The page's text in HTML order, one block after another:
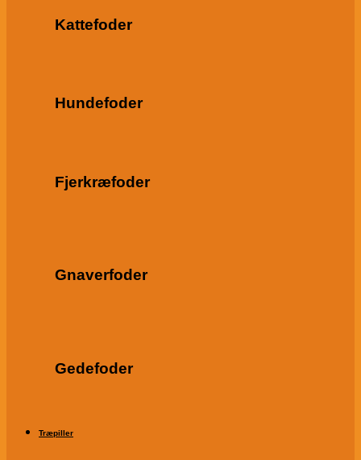
Kattefoder
Hundefoder
Fjerkræfoder
Gnaverfoder
Gedefoder
Træpiller